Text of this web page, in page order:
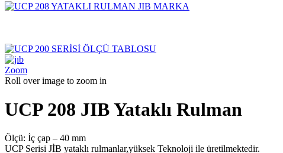
Zoom
Roll over image to zoom in
UCP 208 JIB Yataklı Rulman
Ölçü: İç çap – 40 mm
UCP Serisi JİB ​​yataklı rulmanlar,yüksek Teknoloji ile üretilmektedir.